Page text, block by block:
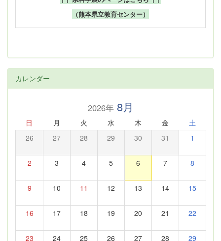
（熊本県立教育センター）
カレンダー
2026年8月
日 月 火 水 木 金 土
26 27 28 29 30 31 1
2 3 4 5 6 7 8
9 10 11 12 13 14 15
16 17 18 19 20 21 22
23 24 25 26 27 28 29